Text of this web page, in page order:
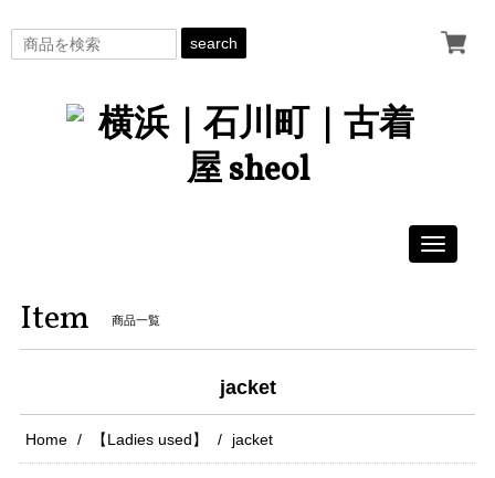
search
Toggle
Item 商品一覧
jacket
Home 【Ladies used】 jacket